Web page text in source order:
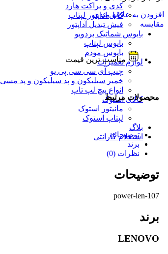
کدی و براکت هارد
کابل اداپتور لپتاپ
فیش تبدیل آداپتور
بایوس شماتیک بردویو
بایوس لپتاپ
بایوس مودم
لوازم تعمیرات
چیپ آی سی سی پی یو
خمیر سیلیکون و پد سیلیکون و پد مسی
انواع پیچ لپ تاپ
کالای استوک
مانیتور استوک
لپتاپ استوک
بلاگ
استعلام گارانتی
افزودن به علاقه مندی
مقایسه
مناسب ترین قیمت
محصولات مرتبط
توضیحات
برند
نظرات (0)
توضیحات
power-len-107
برند
LENOVO